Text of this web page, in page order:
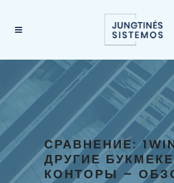
СРАВНЕНИЕ:
ДРУГИЕ
КОНТОРЫ –